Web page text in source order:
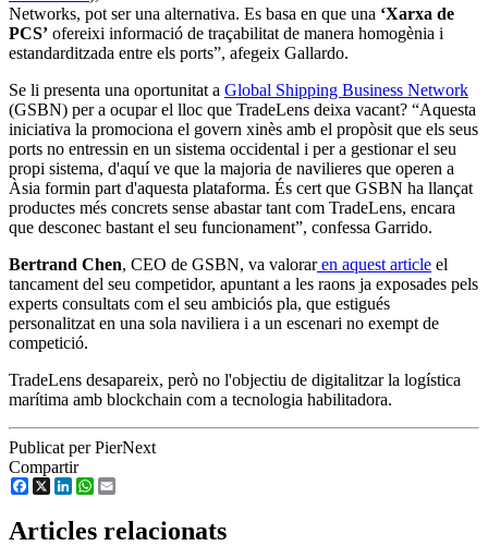
Networks, pot ser una alternativa. Es basa en que una ‘Xarxa de
PCS’ ofereixi informació de traçabilitat de manera homogènia i
estandarditzada entre els ports”, afegeix Gallardo.
Se li presenta una oportunitat a Global Shipping Business Network
(GSBN) per a ocupar el lloc que TradeLens deixa vacant? “Aquesta
iniciativa la promociona el govern xinès amb el propòsit que els seus
ports no entressin en un sistema occidental i per a gestionar el seu
propi sistema, d'aquí ve que la majoria de navilieres que operen a
Àsia formin part d'aquesta plataforma. És cert que GSBN ha llançat
productes més concrets sense abastar tant com TradeLens, encara
que desconec bastant el seu funcionament”, confessa Garrido.
Bertrand Chen, CEO de GSBN, va valoraren aquest article el
tancament del seu competidor, apuntant a les raons ja exposades pels
experts consultats com el seu ambiciós pla, que estigués
personalitzat en una sola naviliera i a un escenari no exempt de
competició.
TradeLens desapareix, però no l'objectiu de digitalitzar la logística
marítima amb blockchain com a tecnologia habilitadora.
Publicat per PierNext
Compartir
Facebook
X LinkedInWhatsApp
Articles relacionats